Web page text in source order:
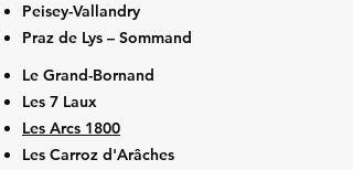
Peisey-Vallandry
Praz de Lys – Sommand
Le Grand-Bornand
Les 7 Laux
Les Arcs 1800
Les Carroz d'Arâches